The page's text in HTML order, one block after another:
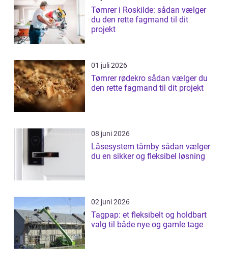
Tømrer i Roskilde: sådan vælger
du den rette fagmand til dit
projekt
01 juli 2026
Tømrer rødekro sådan vælger du
den rette fagmand til dit projekt
08 juni 2026
Låsesystem tårnby sådan vælger
du en sikker og fleksibel løsning
02 juni 2026
Tagpap: et fleksibelt og holdbart
valg til både nye og gamle tage